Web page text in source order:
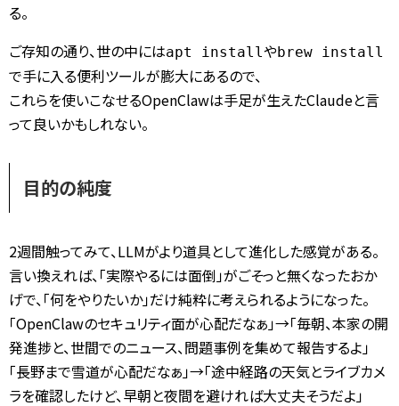
る。
ご存知の通り、世の中にはapt install やbrew install
で手に入る便利ツールが膨大にあるので、
これらを使いこなせるOpenClawは手足が生えたClaudeと言
って良いかもしれない。
目的の純度
2週間触ってみて、LLMがより道具として進化した感覚がある。
言い換えれば、「実際やるには面倒」がごそっと無くなったおか
げで、「何をやりたいか」だけ純粋に考えられるようになった。
「OpenClawのセキュリティ面が心配だなぁ」→「毎朝、本家の開
発進捗と、世間でのニュース、問題事例を集めて報告するよ」
「長野まで雪道が心配だなぁ」→「途中経路の天気とライブカメ
ラを確認したけど、早朝と夜間を避ければ大丈夫そうだよ」